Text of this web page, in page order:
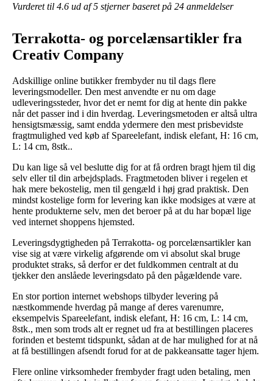
Vurderet til 4.6 ud af 5 stjerner baseret på 24 anmeldelser
Terrakotta- og porcelænsartikler fra
Creativ Company
Adskillige online butikker frembyder nu til dags flere
leveringsmodeller. Den mest anvendte er nu om dage
udleveringssteder, hvor det er nemt for dig at hente din pakke
når det passer ind i din hverdag. Leveringsmetoden er altså ultra
hensigtsmæssig, samt endda ydermere den mest prisbevidste
fragtmulighed ved køb af Spareelefant, indisk elefant, H: 16 cm,
L: 14 cm, 8stk..
Du kan lige så vel beslutte dig for at få ordren bragt hjem til dig
selv eller til din arbejdsplads. Fragtmetoden bliver i regelen et
hak mere bekostelig, men til gengæld i høj grad praktisk. Den
mindst kostelige form for levering kan ikke modsiges at være at
hente produkterne selv, men det beroer på at du har bopæl lige
ved internet shoppens hjemsted.
Leveringsdygtigheden på Terrakotta- og porcelænsartikler kan
vise sig at være virkelig afgørende om vi absolut skal bruge
produktet straks, så derfor er det fuldkommen centralt at du
tjekker den anslåede leveringsdato på den pågældende vare.
En stor portion internet webshops tilbyder levering på
næstkommende hverdag på mange af deres varenumre,
eksempelvis Spareelefant, indisk elefant, H: 16 cm, L: 14 cm,
8stk., men som trods alt er regnet ud fra at bestillingen placeres
forinden et bestemt tidspunkt, sådan at de har mulighed for at nå
at få bestillingen afsendt forud for at de pakkeansatte tager hjem.
Flere online virksomheder frembyder fragt uden betaling, men